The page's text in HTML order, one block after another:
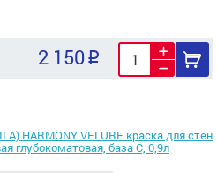
2 150
HARMONY VELURE краска для стен
глубокоматовая, база С, 0,9л